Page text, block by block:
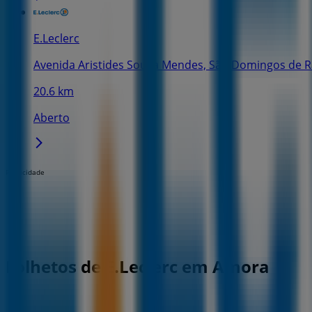
E.Leclerc
Avenida Aristides Sousa Mendes, São Domingos de
20.6 km
Aberto
Publicidade
Folhetos de E.Leclerc em Amora